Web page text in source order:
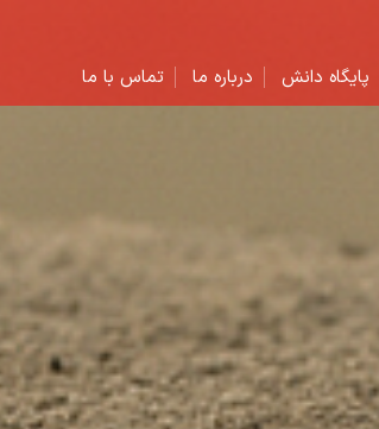
پایگاه دانش درباره ما تماس با ما